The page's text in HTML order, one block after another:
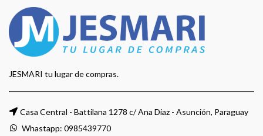
JESMARI tu lugar de compras.
Casa Central - Battilana 1278 c/ Ana Diaz - Asunción, Paraguay
Whastapp: 0985439770